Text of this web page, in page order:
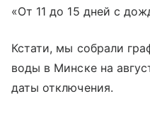
«От 11 до 15 дней с
Кстати, мы собрали
воды в Минске на
даты отключения.